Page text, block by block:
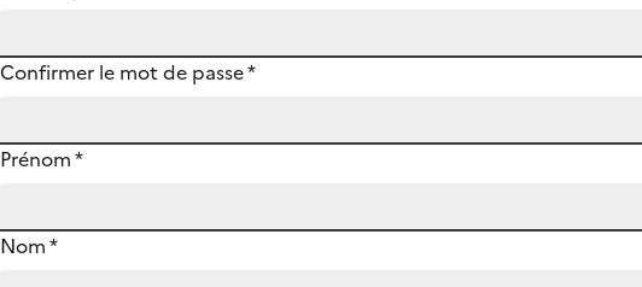
Confirmer le mot de passe*
Prénom*
Nom*